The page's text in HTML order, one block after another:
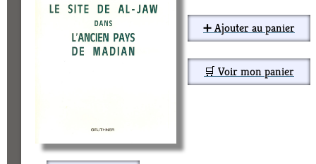
➕ Ajouter au panier
🛒 Voir mon panier